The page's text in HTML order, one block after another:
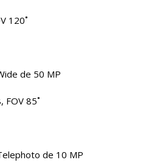
120˚
de 50 MP
FOV 85˚
de 10 MP